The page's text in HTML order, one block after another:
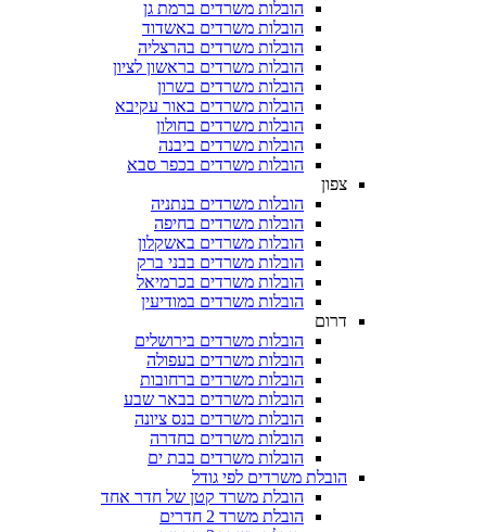
הובלות משרדים ברמת גן
הובלות משרדים באשדוד
הובלות משרדים בהרצליה
הובלות משרדים בראשון לציון
הובלות משרדים בשרון
הובלות משרדים באור עקיבא
הובלות משרדים בחולון
הובלות משרדים ביבנה
הובלות משרדים בכפר סבא
הובלות משרדים בנתניה
הובלות משרדים בחיפה
הובלות משרדים באשקלון
הובלות משרדים בבני ברק
הובלות משרדים בכרמיאל
הובלות משרדים במודיעין
הובלות משרדים בירושלים
הובלות משרדים בעפולה
הובלות משרדים ברחובות
הובלות משרדים בבאר שבע
הובלות משרדים בנס ציונה
הובלות משרדים בחדרה
הובלות משרדים בבת ים
הובלת משרדים לפי גודל
הובלת משרד קטן של חדר אחד